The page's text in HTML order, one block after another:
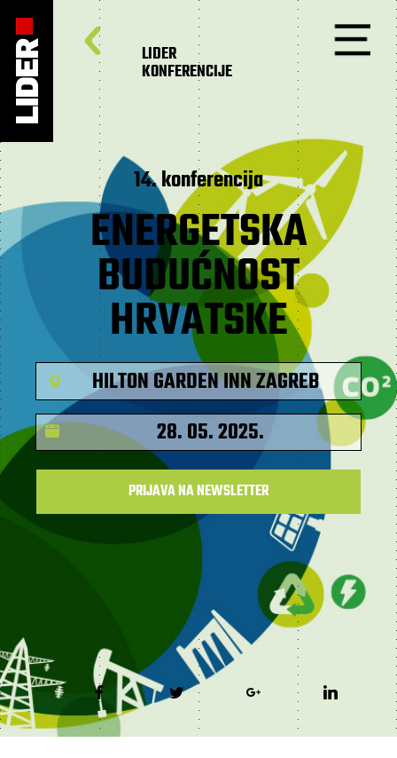
LIDER
KONFERENCIJE
14. konferencija
ENERGETSKA
BUDUĆNOST
HRVATSKE
HILTON GARDEN INN ZAGREB
28. 05. 2025.
PRIJAVA NA NEWSLETTER